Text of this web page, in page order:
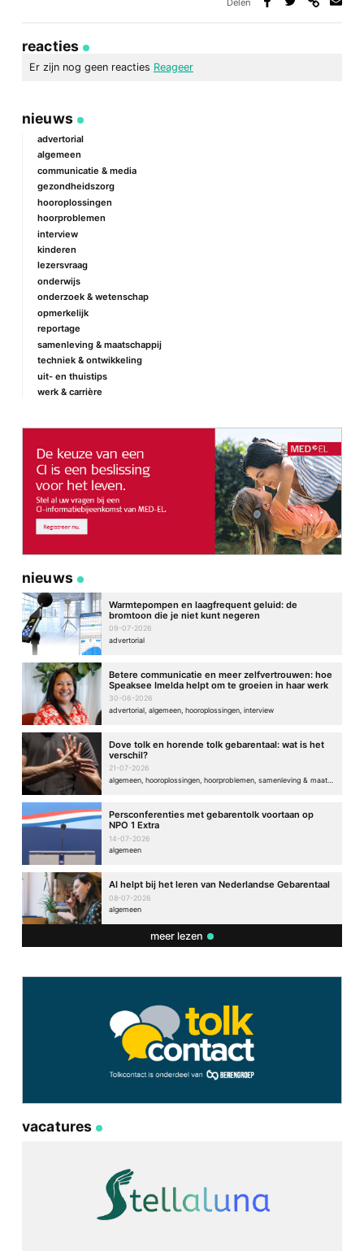
Delen
reacties
Er zijn nog geen reacties Reageer
Je e-mailadres wordt niet gepubliceerd.
gemarkeerd met
*
Naam*
E-mail*
nieuws
advertorial
algemeen
communicatie & media
gezondheidszorg
hooroplossingen
hoorproblemen
interview
kinderen
lezersvraag
onderwijs
onderzoek & wetenschap
opmerkelijk
reportage
samenleving & maatschappij
techniek & ontwikkeling
uit- en thuistips
werk & carrière
nieuws
Warmtepompen en laagfrequent geluid: de
bromtoon die je niet kunt negeren
09-07-2026
advertorial
Betere communicatie en meer zelfvertrouwen: hoe
Speaksee Imelda helpt om te groeien in haar werk
30-06-2026
advertorial, algemeen, hooroplossingen, interview
Dove tolk en horende tolk gebarentaal: wat is het
verschil?
21-07-2026
Persconferenties met gebarentolk voortaan op
NPO 1 Extra
14-07-2026
algemeen
AI helpt bij het leren van Nederlandse Gebarentaal
08-07-2026
algemeen
meer lezen
vacatures